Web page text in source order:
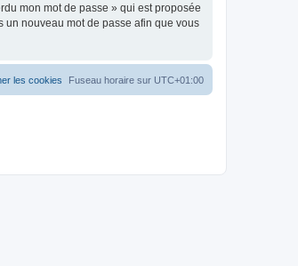
mon mot de passe » qui est proposée
un nouveau mot de passe afin que vous
Fuseau horaire sur UTC+01:00
les cookies